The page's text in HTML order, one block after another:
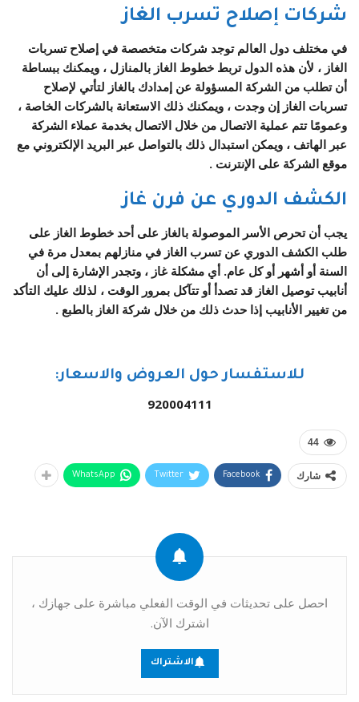
شركات إصلاح تسرب الغاز
في مختلف دول العالم توجد شركات متخصصة في إصلاح تسربات
الغاز ، لأن هذه الدول تربط خطوط الغاز بالمنازل ، ويمكنك ببساطة
أن تطلب من الشركة المسؤولة عن إمدادك بالغاز لتأتي لإصلاح
تسربات الغاز إن وجدت ، ويمكنك ذلك الاستعانة بالشركات الخاصة ،
وعمومًا تتم عملية الاتصال من خلال الاتصال بخدمة عملاء الشركة
عبر الهاتف ، ويمكن استبدال ذلك بالتواصل عبر البريد الإلكتروني مع
موقع الشركة على الإنترنت .
الكشف الدوري عن فرن غاز
يجب أن تحرص الأسر الموصولة بالغاز على أحد خطوط الغاز على
طلب الكشف الدوري عن تسرب الغاز في منازلهم بمعدل مرة في
السنة أو أشهر أو كل عام. أي مشكلة غاز ، وتجدر الإشارة إلى أن
أنابيب توصيل الغاز قد تصدأ أو تتآكل بمرور الوقت ، لذلك عليك التأكد
من تغيير الأنابيب إذا حدث ذلك من خلال شركة الغاز بالطبع .
للاستفسار حول العروض والاسعار:
920004111
44
شارك Facebook
Twitter
WhatsApp
احصل على تحديثات في الوقت الفعلي مباشرة على جهازك ،
اشترك الآن.
الاشتراك